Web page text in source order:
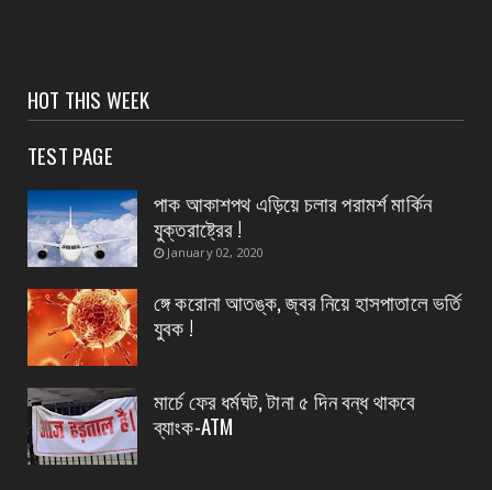
গ্রেফতার হলেন ভগবানপুর বিধানসভার প্রাক্তন তৃণমূল
CONTACT
আবাস যোজনা দ্বিতীয় পর্যায়ে টাকা ১০০ জনের হাতে চেক
তুলেদিল...
August 06, 2026
চকদ্বীপা গ্রাম পঞ্চায়েতে প্রধান উপপ্রধান নির্বাচন
August 06, 2026
HOT THIS WEEK
TEST PAGE
পাক আকাশপথ এড়িয়ে চলার পরামর্শ মার্কিন
যুক্তরাষ্ট্রের !
January 02, 2020
ঙ্গে করোনা আতঙ্ক, জ্বর নিয়ে হাসপাতালে ভর্তি
যুবক !
মার্চে ফের ধর্মঘট, টানা ৫ দিন বন্ধ থাকবে
ব্যাংক-ATM